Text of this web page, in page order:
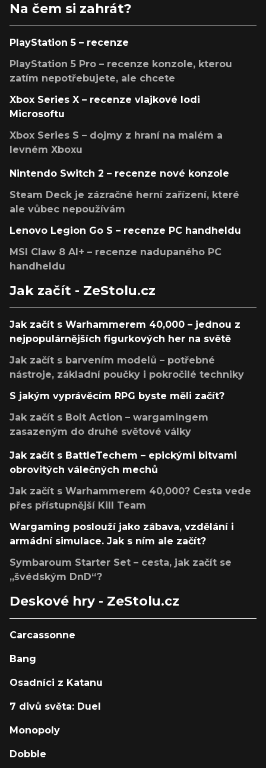
Na čem si zahrát?
PlayStation 5 – recenze
PlayStation 5 Pro – recenze konzole, kterou
zatím nepotřebujete, ale chcete
Xbox Series X – recenze vlajkové lodi
Microsoftu
Xbox Series S – dojmy z hraní na malém a
levném Xboxu
Nintendo Switch 2 – recenze nové konzole
Steam Deck je zázračné herní zařízení, které
ale vůbec nepoužívám
Lenovo Legion Go S – recenze PC handheldu
MSI Claw 8 AI+ – recenze nadupaného PC
handheldu
Jak začít - ZeStolu.cz
Jak začít s Warhammerem 40,000 – jednou z
nejpopulárnějších figurkových her na světě
Jak začít s barvením modelů – potřebné
nástroje, základní poučky i pokročilé techniky
S jakým vyprávěcím RPG byste měli začít?
Jak začít s Bolt Action – wargamingem
zasazeným do druhé světové války
Jak začít s BattleTechem – epickými bitvami
obrovitých válečných mechů
Jak začít s Warhammerem 40,000? Cesta vede
přes přístupnější Kill Team
Wargaming poslouží jako zábava, vzdělání i
armádní simulace. Jak s ním ale začít?
Symbaroum Starter Set – cesta, jak začít se
„švédským DnD“?
Deskové hry - ZeStolu.cz
Carcassonne
Bang
Osadníci z Katanu
7 divů světa: Duel
Monopoly
Dobble